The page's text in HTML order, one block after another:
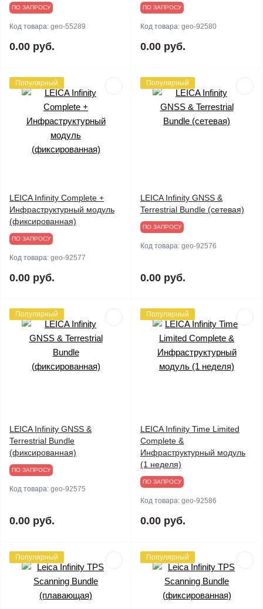
ПО ЗАПРОСУ
Код товара: geo-55289
0.00 руб.
ПО ЗАПРОСУ
Код товара: geo-92580
0.00 руб.
Популярный
LEICA Infinity Complete +
Инфраструктурный модуль
(фиксированная)
ПО ЗАПРОСУ
Код товара: geo-92577
0.00 руб.
Популярный
LEICA Infinity GNSS &
Terrestrial Bundle (сетевая)
ПО ЗАПРОСУ
Код товара: geo-92576
0.00 руб.
Популярный
LEICA Infinity GNSS &
Terrestrial Bundle
(фиксированная)
ПО ЗАПРОСУ
Код товара: geo-92575
0.00 руб.
Популярный
LEICA Infinity Time Limited
Complete &
Инфраструктурный модуль
(1 неделя)
ПО ЗАПРОСУ
Код товара: geo-92586
0.00 руб.
Популярный Популярный